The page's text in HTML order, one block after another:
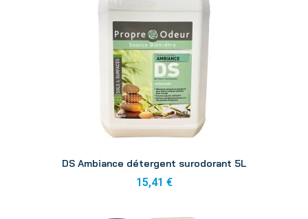
DS Ambiance détergent surodorant 5L
15,41 €